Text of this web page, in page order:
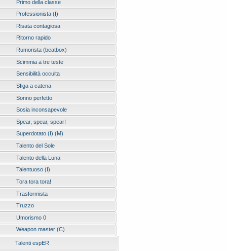
Primo della classe
Professionista (I)
Risata contagiosa
Ritorno rapido
Rumorista (beatbox)
Scimmia a tre teste
Sensibilità occulta
Sfiga a catena
Sonno perfetto
Sosia inconsapevole
Spear, spear, spear!
Superdotato (I) (M)
Talento del Sole
Talento della Luna
Talentuoso (I)
Tora tora tora!
Trasformista
Truzzo
Umorismo 0
Weapon master (C)
Talenti espER